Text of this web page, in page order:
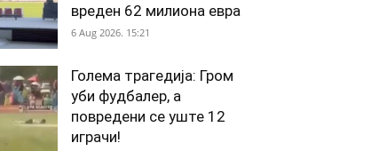
вреден 62 милиона евра
6 Aug 2026. 15:21
Голема трагедија: Гром
уби фудбалер, а
повредени се уште 12
играчи!